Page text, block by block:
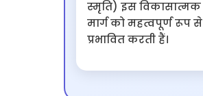
स्मृति) इस विकासात्मक
मार्ग को महत्वपूर्ण रूप से
प्रभावित करती हैं।